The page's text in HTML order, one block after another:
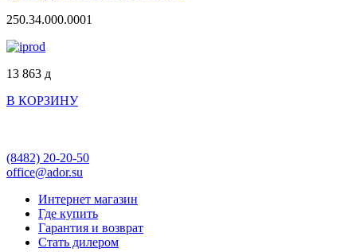
250.34.000.0001
13 863 д
В КОРЗИНУ
(8482) 20-20-50
office@ador.su
Интернет магазин
Где купить
Гарантия и возврат
Стать дилером